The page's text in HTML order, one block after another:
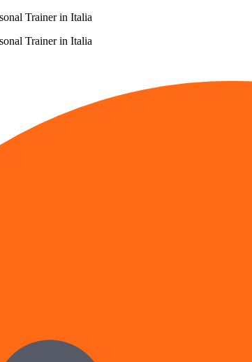
Trainer in Italia
Trainer in Italia